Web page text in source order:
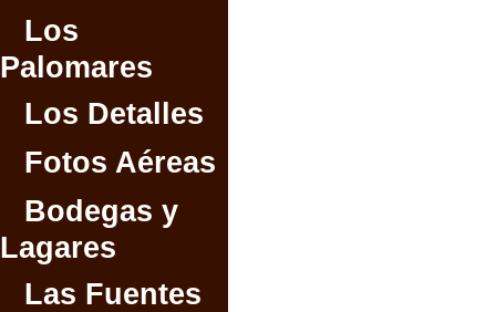
Los
Palomares
Los Detalles
Fotos Aéreas
Bodegas y
Lagares
Las Fuentes